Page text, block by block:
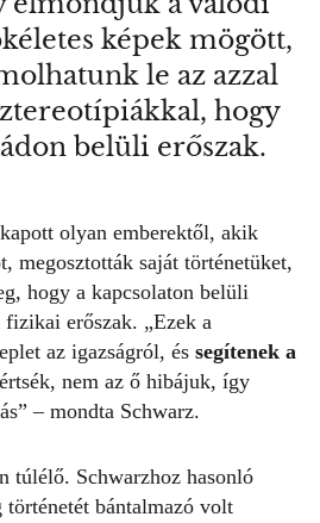
képek mögött,
le az azzal
hogy
belüli erőszak.
olyan emberektől, akik
megosztották saját történetüket,
hogy a kapcsolaton belüli
erőszak. „Ezek a
az igazságról, és segítenek a
nem az ő hibájuk, így
– mondta Schwarz.
túlélő. Schwarzhoz hasonló
történetét bántalmazó volt